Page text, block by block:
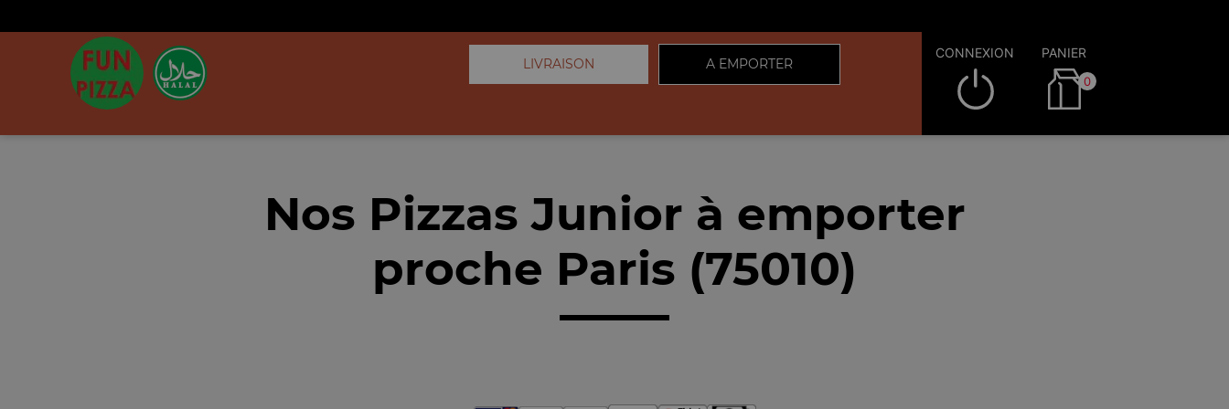
LIVRAISON A EMPORTER
CONNEXION PANIER
0
Nos Pizzas Junior à emporter
proche Paris (75010)